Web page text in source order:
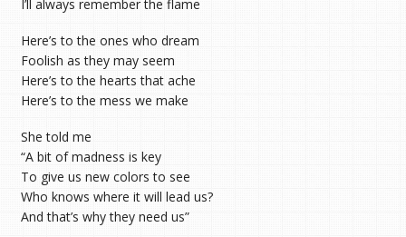
I’ll always remember the flame
Here’s to the ones who dream
Foolish as they may seem
Here’s to the hearts that ache
Here’s to the mess we make
She told me
“A bit of madness is key
To give us new colors to see
Who knows where it will lead us?
And that’s why they need us”